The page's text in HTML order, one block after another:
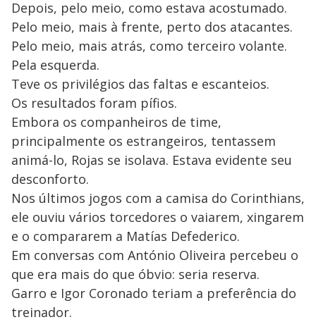
Depois, pelo meio, como estava acostumado.
Pelo meio, mais à frente, perto dos atacantes.
Pelo meio, mais atrás, como terceiro volante.
Pela esquerda.
Teve os privilégios das faltas e escanteios.
Os resultados foram pífios.
Embora os companheiros de time,
principalmente os estrangeiros, tentassem
animá-lo, Rojas se isolava. Estava evidente seu
desconforto.
Nos últimos jogos com a camisa do Corinthians,
ele ouviu vários torcedores o vaiarem, xingarem
e o compararem a Matías Defederico.
Em conversas com António Oliveira percebeu o
que era mais do que óbvio: seria reserva.
Garro e Igor Coronado teriam a preferência do
treinador.